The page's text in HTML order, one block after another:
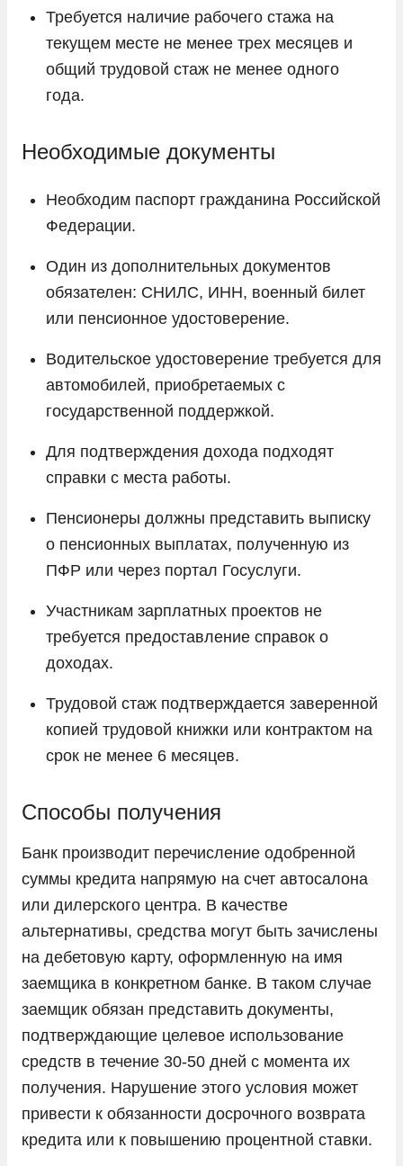
Требуется наличие рабочего стажа на
текущем месте не менее трех месяцев и
общий трудовой стаж не менее одного
года.
Необходимые документы
Необходим паспорт гражданина Российской
Федерации.
Один из дополнительных документов
обязателен: СНИЛС, ИНН, военный билет
или пенсионное удостоверение.
Водительское удостоверение требуется для
автомобилей, приобретаемых с
государственной поддержкой.
Для подтверждения дохода подходят
справки с места работы.
Пенсионеры должны представить выписку
о пенсионных выплатах, полученную из
ПФР или через портал Госуслуги.
Участникам зарплатных проектов не
требуется предоставление справок о
доходах.
Трудовой стаж подтверждается заверенной
копией трудовой книжки или контрактом на
срок не менее 6 месяцев.
Способы получения
Банк производит перечисление одобренной
суммы кредита напрямую на счет автосалона
или дилерского центра. В качестве
альтернативы, средства могут быть зачислены
на дебетовую карту, оформленную на имя
заемщика в конкретном банке. В таком случае
заемщик обязан представить документы,
подтверждающие целевое использование
средств в течение 30-50 дней с момента их
получения. Нарушение этого условия может
привести к обязанности досрочного возврата
кредита или к повышению процентной ставки.